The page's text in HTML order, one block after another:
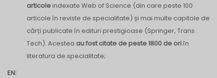
articole indexate Web of Science (din care peste 100
articole în reviste de specialitate) și mai multe capitole de
cărți publicate în edituri prestigioase (Springer, Trans
Tech). Acestea au fost citate de peste 1800 de oriîn
literatura de specialitate;
EN: